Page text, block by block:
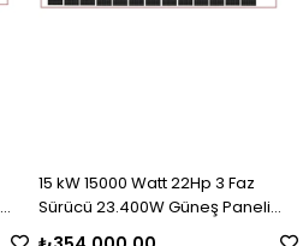
15 kW 15000 Watt 22Hp 3 Faz
Sürücü 23.400W Güneş Paneli
Sulama Paket-25